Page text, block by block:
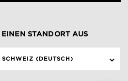
STANDORT AUS
SCHWEIZ (DEUTSCH)